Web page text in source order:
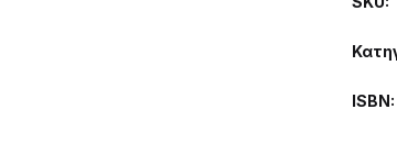
ISBN